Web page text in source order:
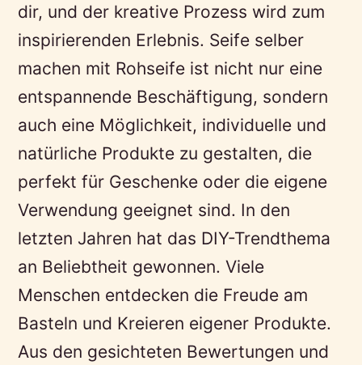
dir, und der kreative Prozess wird zum
inspirierenden Erlebnis. Seife selber
machen mit Rohseife ist nicht nur eine
entspannende Beschäftigung, sondern
auch eine Möglichkeit, individuelle und
natürliche Produkte zu gestalten, die
perfekt für Geschenke oder die eigene
Verwendung geeignet sind. In den
letzten Jahren hat das DIY-Trendthema
an Beliebtheit gewonnen. Viele
Menschen entdecken die Freude am
Basteln und Kreieren eigener Produkte.
Aus den gesichteten Bewertungen und